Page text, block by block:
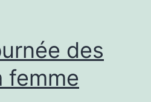
des
femme